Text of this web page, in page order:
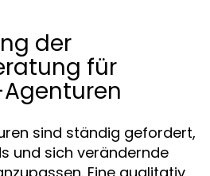
der
für
sind ständig gefordert,
und sich verändernde